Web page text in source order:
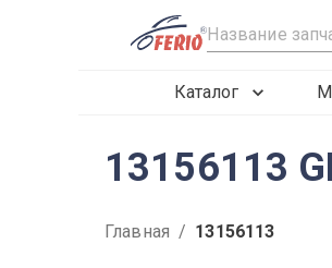
R
Каталог
13156113
Главная / 13156113